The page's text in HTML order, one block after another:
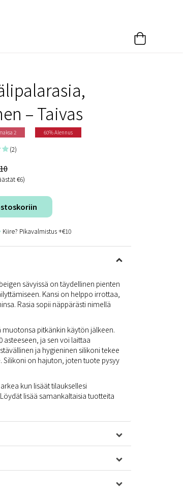
– Taivas
2 60% Alennus
(2)
€6)
Kiire? Pikavalmistus +€10
sävyissä on täydellinen pienten
Kansi on helppo irrottaa,
Rasia sopii näppärästi nimellä
pitkänkin käytön jälkeen.
asteeseen, ja sen voi laittaa
ja hygieninen silikoni tekee
Silikoni on hajuton, joten tuote pysyy
kun lisäät tilauksellesi
lisää samankaltaisia tuotteita